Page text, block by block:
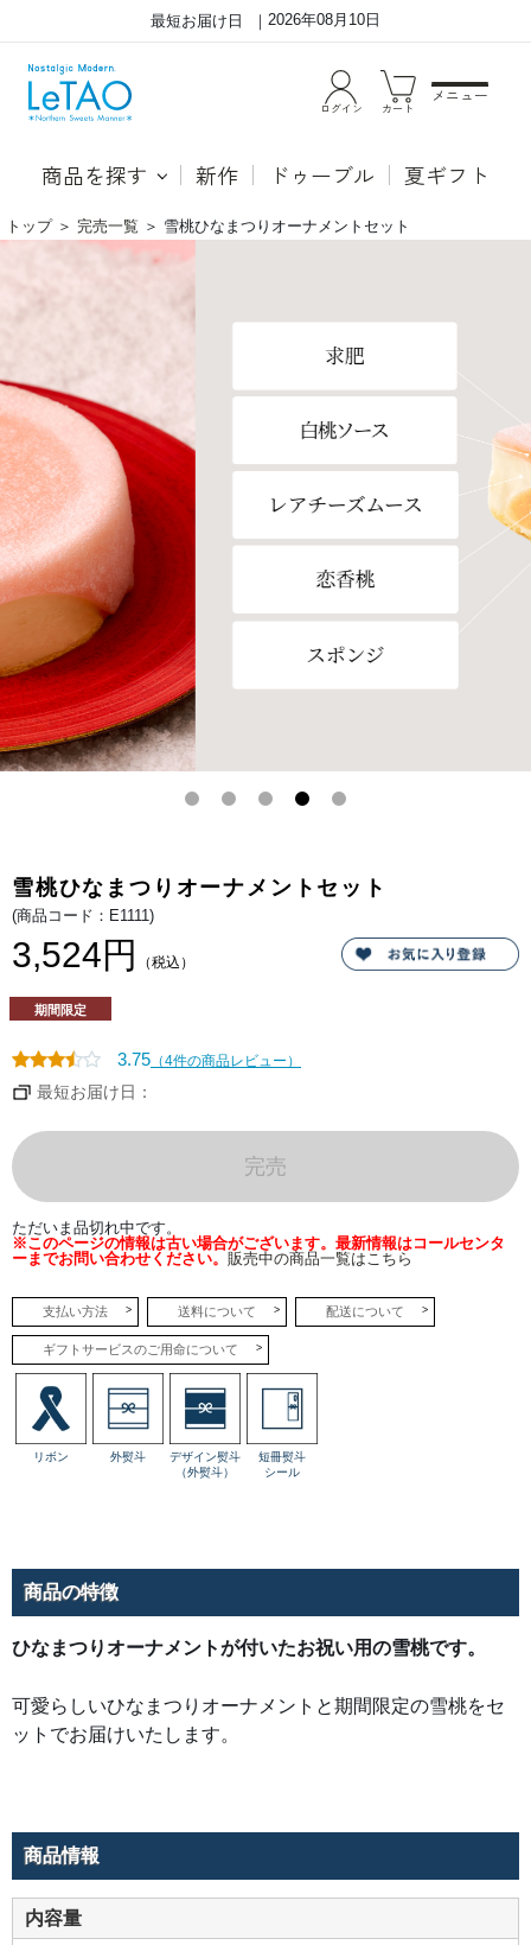
最短お届け日 2026年08月10日
ログイン カート
メニュー
商品を探す 新作 ドゥーブル 夏ギフト
トップ ＞ 完売一覧 ＞ 雪桃ひなまつりオーナメントセット
ン
ト
が
付
い
た
お
祝
い
用
の
雪
桃
で
す。
り
オ
ー
ナ
メ
ン
ト
と
期
間
限
定
の
雪
桃
ト
で
お
届
け
い
た
し
雪桃ひなまつりオーナメントセット
(商品コード：E1111)
3,524円 （税込）
期間限定
3.75 （4件の商品レビュー）
最短お届け日：
完売
ただいま品切れ中です。
※このページの情報は古い場合がございます。最新情報はコールセンタ
ーまでお問い合わせください。 販売中の商品一覧はこちら
支払い方法 送料について 配送について
ギフトサービスのご用命について
リボン 外熨斗
デザイン熨斗
（外熨斗）
短冊熨斗
シール
商品の特徴
ひなまつりオーナメントが付いたお祝い用の雪桃です。
可愛らしいひなまつりオーナメントと期間限定の雪桃をセ
ットでお届けいたします。
商品情報
内容量